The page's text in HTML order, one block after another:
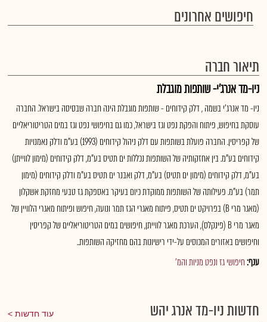
חיפושים אחרונים
תיאור חברה
ניו-מד אנרג'י- שותפות מוגבלת
ניו- מד אנרג'י בשמה , דלק קידוחים - שותפות מוגבלת הינה חברה שבסיסה בישראל. החברה
עוסקת בחיפוש, פיתוח והפקת נפט וגז בישראל, כמו גם בחיפושי נפט וגז במים הטריטוריאליים
של קפריסין. החברה פועלת בשותפות עם דלק ניהול קידוחים (1993) בע"מ ודלק נאמנויות
קידוחים בע"מ. בין אחזקותיה של השותפות נכללות ים תטיס בע"מ, דלק קידוחים (מימון לווייתן)
בע"מ, דלק קידוחים (מימון ים תטיס) בע"מ, דלק ואבנר ים תטיס בע"מ ודלק קידוחים (מימון
תמר) בע"מ. פעילותה של השותפות ממוקדת כיום בעיקר באספקת גז טבעי מחזקת אשקלון
(מאגר מרי B) בפרויקט ים תטיס, פיתוח מאגרי הגז תמר ונועה, חיפוש ופיתוח מאגרי הלוויין של
מאגר מרי B (פינקלס), הערכת מאגר לווייתן, חיפושים במים הטריטוריאליים של קפריסין
וחיפושים באזורים המכוסים על-ידי רישיונות בהם מחזיקה השותפות..
ענף:חיפושי גז ונפט מניות והמ'
חדשות ניו-מד אנרג יהש עוד חדשות